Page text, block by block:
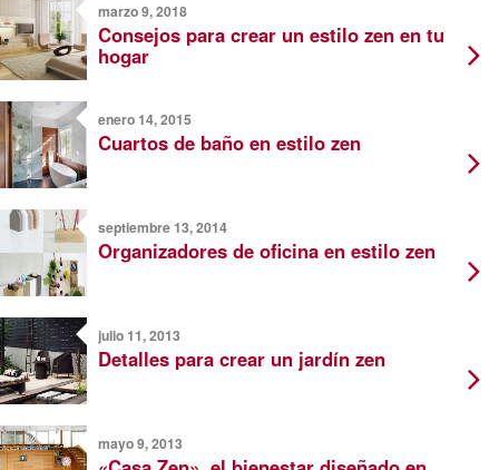
marzo 9, 2018
Consejos para crear un estilo zen en tu
hogar
enero 14, 2015
Cuartos de baño en estilo zen
septiembre 13, 2014
Organizadores de oficina en estilo zen
julio 11, 2013
Detalles para crear un jardín zen
mayo 9, 2013